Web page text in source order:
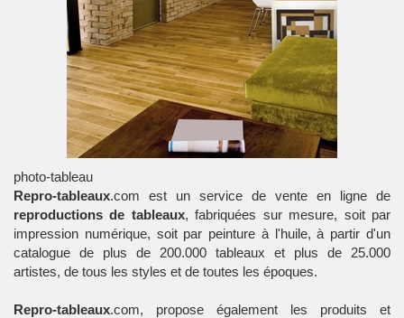
photo-tableau
Repro-tableaux.com est un service de vente en ligne de
reproductions de tableaux, fabriquées sur mesure, soit par
impression numérique, soit par peinture à l'huile, à partir d'un
catalogue de plus de 200.000 tableaux et plus de 25.000
artistes, de tous les styles et de toutes les époques.
Repro-tableaux.com, propose également les produits et